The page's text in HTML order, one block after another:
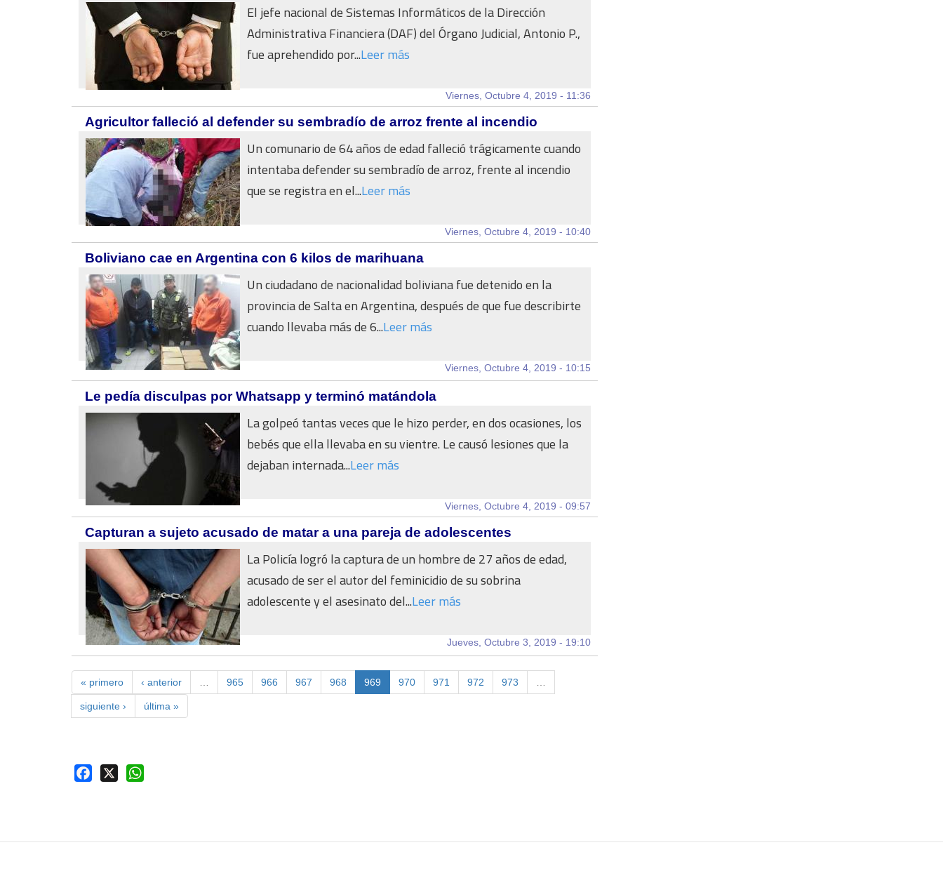
El jefe nacional de Sistemas Informáticos de la Dirección
Administrativa Financiera (DAF) del Órgano Judicial, Antonio P.,
fue aprehendido por...Leer más
Viernes, Octubre 4, 2019 - 11:36
Agricultor falleció al defender su sembradío de arroz frente al incendio
Un comunario de 64 años de edad falleció trágicamente cuando
intentaba defender su sembradío de arroz, frente al incendio
que se registra en el...Leer más
Viernes, Octubre 4, 2019 - 10:40
Boliviano cae en Argentina con 6 kilos de marihuana
Un ciudadano de nacionalidad boliviana fue detenido en la
provincia de Salta en Argentina, después de que fue describirte
cuando llevaba más de 6...Leer más
Viernes, Octubre 4, 2019 - 10:15
Le pedía disculpas por Whatsapp y terminó matándola
La golpeó tantas veces que le hizo perder, en dos ocasiones, los
bebés que ella llevaba en su vientre. Le causó lesiones que la
dejaban internada...Leer más
Viernes, Octubre 4, 2019 - 09:57
Capturan a sujeto acusado de matar a una pareja de adolescentes
La Policía logró la captura de un hombre de 27 años de edad,
acusado de ser el autor del feminicidio de su sobrina
adolescente y el asesinato del...Leer más
Jueves, Octubre 3, 2019 - 19:10
« primero ‹ anterior 965 966 967 968 969 970 971 972 973
siguiente › última »
Facebook